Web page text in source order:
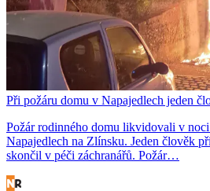
Při požáru domu v Napajedlech jeden
Požár rodinného domu likvidovali v
Napajedlech na Zlínsku. Jeden člověk
skončil v péči záchranářů. Požár…